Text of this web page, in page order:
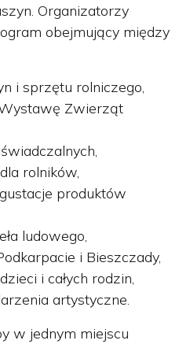
Organizatorzy
obejmujący między
i sprzętu rolniczego,
Zwierząt
rolników,
produktów
ludowego,
i Bieszczady,
i całych rodzin,
artystyczne.
w jednym miejscu